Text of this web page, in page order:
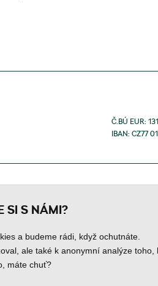
Č.BÚ EUR:
IBAN: CZ77
SI S NÁMI?
a budeme rádi, když ochutnáte.
ale také k anonymní analýze toho,
máte chuť?